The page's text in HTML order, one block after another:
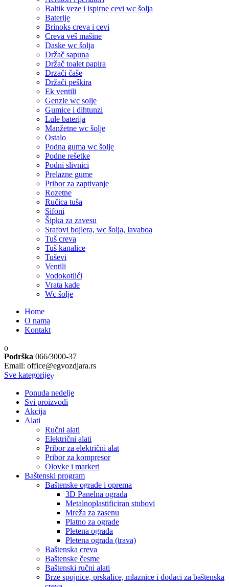
Baltik veze i ispirne cevi wc šolja
Baterije
Brinoks creva i cevi
Creva veš mašine
Daske wc šolja
Držač sapuna
Držač toalet papira
Drzači čaše
Držači peškira
Ek ventili
Genzle wc solje
Gumice i dihtunzi
Lule baterija
Manžetne wc šolje
Ostalo
Podna guma wc šolje
Podne rešetke
Podni slivnici
Prelazne gume
Pribor za zaptivanje
Rozetne
Ručica tuša
Sifoni
Šipka za zavesu
Srafovi bojlera, wc šolja, lavaboa
Tuš creva
Tuš kanalice
Tuševi
Ventili
Vodokotlići
Vrata kade
Wc šolje
Home
O nama
Kontakt
Podrška 066/3000-37
Email: office@egvozdjara.rs
Sve kategorije
Ponuda nedelje
Svi proizvodi
Akcija
Alati
Ručni alati
Električni alati
Pribor za električni alat
Pribor za kompresor
Olovke i markeri
Baštenski program
Baštenske ograde i oprema
3D Panelna ograda
Metalnoplastificiran stubovi
Mreža za zasenu
Platno za ograde
Pletena ograda
Pletena ograda (trava)
Baštenska creva
Baštenske česme
Baštenski ručni alati
Brze spojnice, prskalice, mlaznice i dodaci za baštenska